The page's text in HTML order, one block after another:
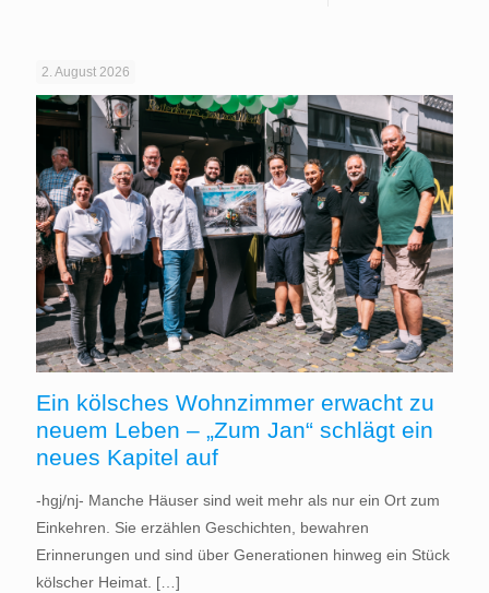
2. August 2026
Ein kölsches Wohnzimmer erwacht zu
neuem Leben – „Zum Jan“ schlägt ein
neues Kapitel auf
-hgj/nj- Manche Häuser sind weit mehr als nur ein Ort zum
Einkehren. Sie erzählen Geschichten, bewahren
Erinnerungen und sind über Generationen hinweg ein Stück
kölscher Heimat. […]